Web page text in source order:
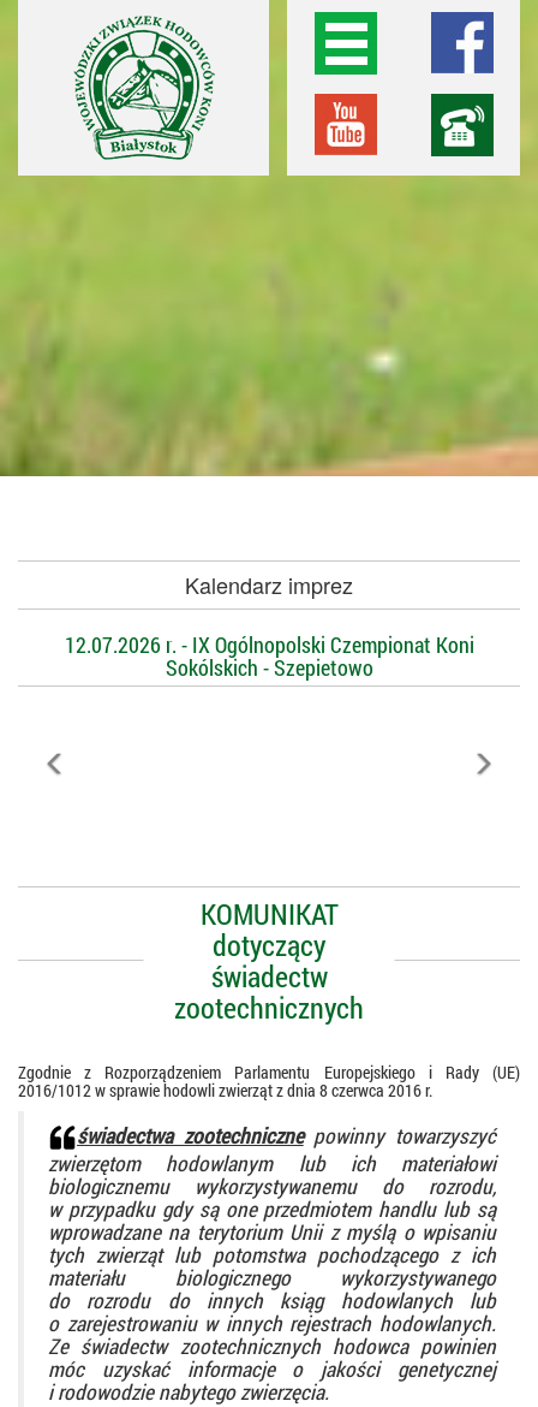
Kalendarz imprez
12.07.2026 r. - IX Ogólnopolski Czempionat Koni
Sokólskich - Szepietowo
KOMUNIKAT
dotyczący
świadectw
zootechnicznych
Zgodnie z Rozporządzeniem Parlamentu Europejskiego i Rady (UE)
2016/1012 w sprawie hodowli zwierząt z dnia 8 czerwca 2016 r.
świadectwa zootechnicznepowinny towarzyszyć
zwierzętom hodowlanym lub ich materiałowi
biologicznemu wykorzystywanemu do rozrodu,
w przypadku gdy są one przedmiotem handlu lub są
wprowadzane na terytorium Unii z myślą o wpisaniu
tych zwierząt lub potomstwa pochodzącego z ich
materiału biologicznego wykorzystywanego
do rozrodu do innych ksiąg hodowlanych lub
o zarejestrowaniu w innych rejestrach hodowlanych.
Ze świadectw zootechnicznych hodowca powinien
móc uzyskać informacje o jakości genetycznej
i rodowodzie nabytego zwierzęcia.